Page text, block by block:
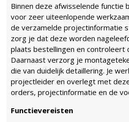
Binnen deze afwisselende functie
voor zeer uiteenlopende
de verzamelde projectinformatie
zorg je dat deze worden
plaats bestellingen en controleert
Daarnaast verzorg je
die van duidelijk detaillering. Je
projectleider en overlegt met
orders, projectinformatie en de
Functievereisten